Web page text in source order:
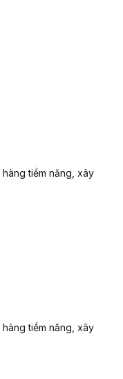
tiềm năng, xây
tiềm năng, xây